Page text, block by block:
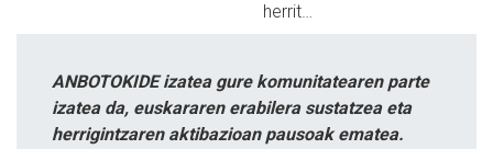
herrit…
ANBOTOKIDE izatea gure komunitatearen parte
izatea da, euskararen erabilera sustatzea eta
herrigintzaren aktibazioan pausoak ematea.